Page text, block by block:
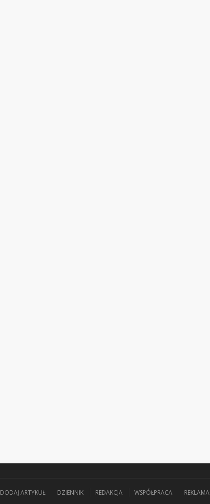
DODAJ ARTYKUŁ DZIENNIK REDAKCJA WSPÓŁPRACA REKLAMA